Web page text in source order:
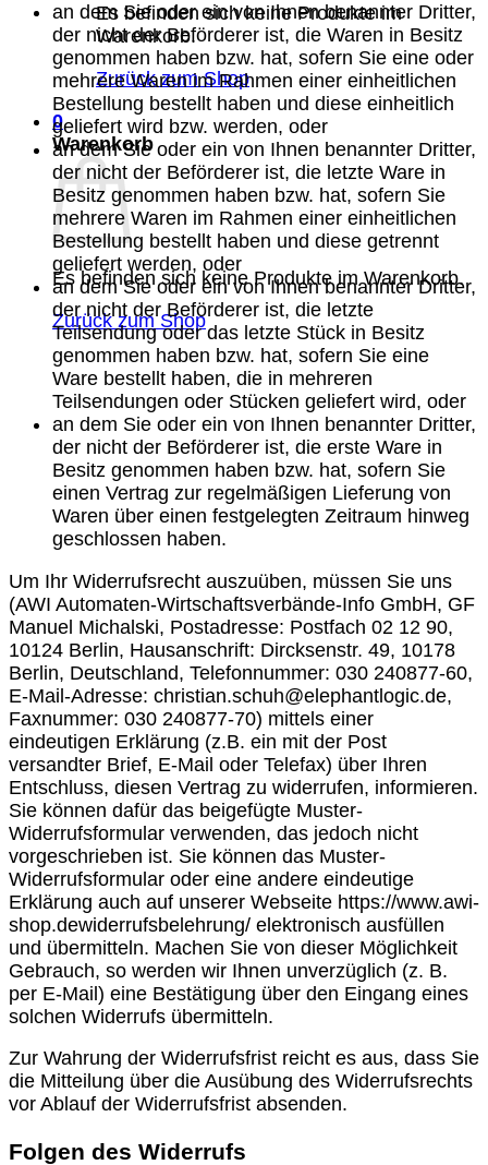
Es befinden sich keine Produkte im
Warenkorb.
Zurück zum Shop
0
Warenkorb
Es befinden sich keine Produkte im Warenkorb.
Zurück zum Shop
an dem Sie oder ein von Ihnen benannter Dritter,
der nicht der Beförderer ist, die Waren in Besitz
genommen haben bzw. hat, sofern Sie eine oder
mehrere Waren im Rahmen einer einheitlichen
Bestellung bestellt haben und diese einheitlich
geliefert wird bzw. werden, oder
an dem Sie oder ein von Ihnen benannter Dritter,
der nicht der Beförderer ist, die letzte Ware in
Besitz genommen haben bzw. hat, sofern Sie
mehrere Waren im Rahmen einer einheitlichen
Bestellung bestellt haben und diese getrennt
geliefert werden, oder
an dem Sie oder ein von Ihnen benannter Dritter,
der nicht der Beförderer ist, die letzte
Teilsendung oder das letzte Stück in Besitz
genommen haben bzw. hat, sofern Sie eine
Ware bestellt haben, die in mehreren
Teilsendungen oder Stücken geliefert wird, oder
an dem Sie oder ein von Ihnen benannter Dritter,
der nicht der Beförderer ist, die erste Ware in
Besitz genommen haben bzw. hat, sofern Sie
einen Vertrag zur regelmäßigen Lieferung von
Waren über einen festgelegten Zeitraum hinweg
geschlossen haben.
Um Ihr Widerrufsrecht auszuüben, müssen Sie uns
(AWI Automaten-Wirtschaftsverbände-Info GmbH, GF
Manuel Michalski, Postadresse: Postfach 02 12 90,
10124 Berlin, Hausanschrift: Dircksenstr. 49, 10178
Berlin, Deutschland, Telefonnummer: 030 240877-60,
E-Mail-Adresse: christian.schuh@elephantlogic.de,
Faxnummer: 030 240877-70) mittels einer
eindeutigen Erklärung (z.B. ein mit der Post
versandter Brief, E-Mail oder Telefax) über Ihren
Entschluss, diesen Vertrag zu widerrufen, informieren.
Sie können dafür das beigefügte Muster-
Widerrufsformular verwenden, das jedoch nicht
vorgeschrieben ist. Sie können das Muster-
Widerrufsformular oder eine andere eindeutige
Erklärung auch auf unserer Webseite https://www.awi-
shop.dewiderrufsbelehrung/ elektronisch ausfüllen
und übermitteln. Machen Sie von dieser Möglichkeit
Gebrauch, so werden wir Ihnen unverzüglich (z. B.
per E-Mail) eine Bestätigung über den Eingang eines
solchen Widerrufs übermitteln.
Zur Wahrung der Widerrufsfrist reicht es aus, dass Sie
die Mitteilung über die Ausübung des Widerrufsrechts
vor Ablauf der Widerrufsfrist absenden.
Folgen des Widerrufs